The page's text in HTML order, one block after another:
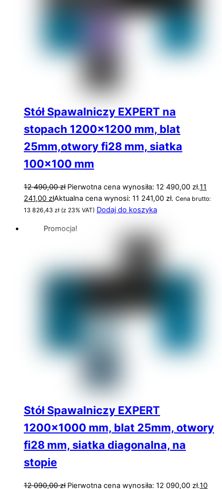
Stół Spawalniczy EXPERT na
stopach 1200×1200 mm, blat
25mm,otwory fi28 mm, siatka
100×100 mm
12 490,00zł Pierwotna cena wynosiła: 12 490,00 zł.11
241,00 złAktualna cena wynosi: 11 241,00 zł. Cena brutto:
13 826,43 zł (z 23% VAT) Dodaj do koszyka
Promocja!
Stół Spawalniczy EXPERT
1200×1000 mm, blat 25mm, otwory
fi28 mm, siatka diagonalna, na
stopie
12 090,00zł Pierwotna cena wynosiła: 12 090,00 zł.10